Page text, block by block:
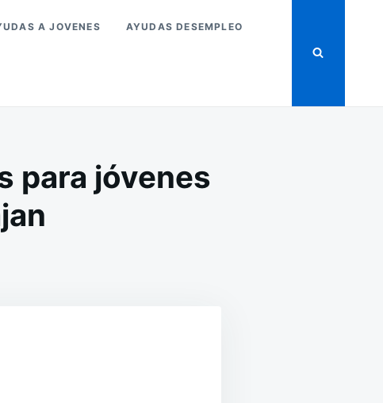
A JOVENES AYUDAS DESEMPLEO
para jóvenes